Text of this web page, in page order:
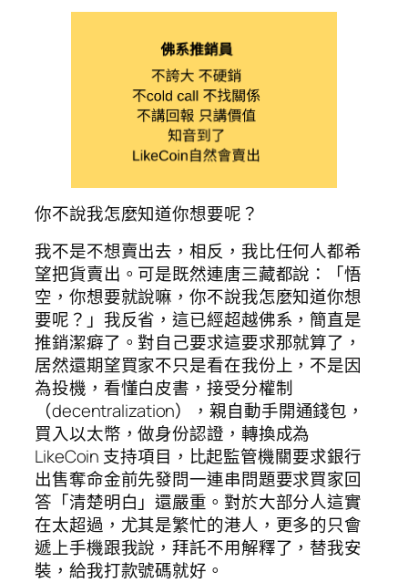
你不說我怎麼知道你想要呢？
我不是不想賣出去，相反，我比任何人都希
望把貨賣出。可是既然連唐三藏都說：「悟
空，你想要就說嘛，你不說我怎麼知道你想
要呢？」我反省，這已經超越佛系，簡直是
推銷潔癖了。對自己要求這要求那就算了，
居然還期望買家不只是看在我份上，不是因
為投機，看懂白皮書，接受分權制
（decentralization），親自動手開通錢包，
買入以太幣，做身份認證，轉換成為
LikeCoin 支持項目，比起監管機關要求銀行
出售奪命金前先發問一連串問題要求買家回
答「清楚明白」還嚴重。對於大部分人這實
在太超過，尤其是繁忙的港人，更多的只會
遞上手機跟我說，拜託不用解釋了，替我安
裝，給我打款號碼就好。